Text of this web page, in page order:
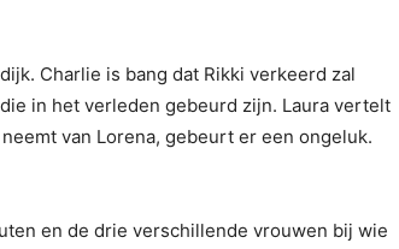
Charlie is bang dat Rikki verkeerd zal
in het verleden gebeurd zijn. Laura vertelt
van Lorena, gebeurt er een ongeluk.
en de drie verschillende vrouwen bij wie